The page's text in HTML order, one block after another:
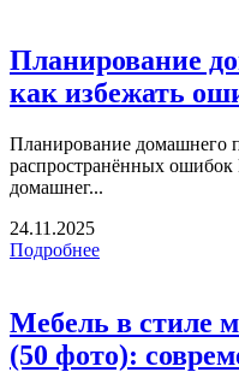
Планирование
как избежать
Планирование домашнего
распространённых ошибок
домашнег...
24.11.2025
Подробнее
Мебель в стиле
(50 фото):